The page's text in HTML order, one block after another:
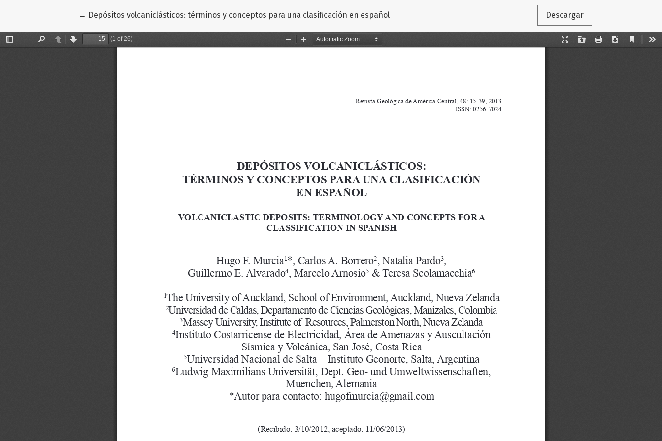
← Volver a los detalles del artículo
Depósitos volcaniclásticos: términos y conceptos para una clasificación en español Descargar